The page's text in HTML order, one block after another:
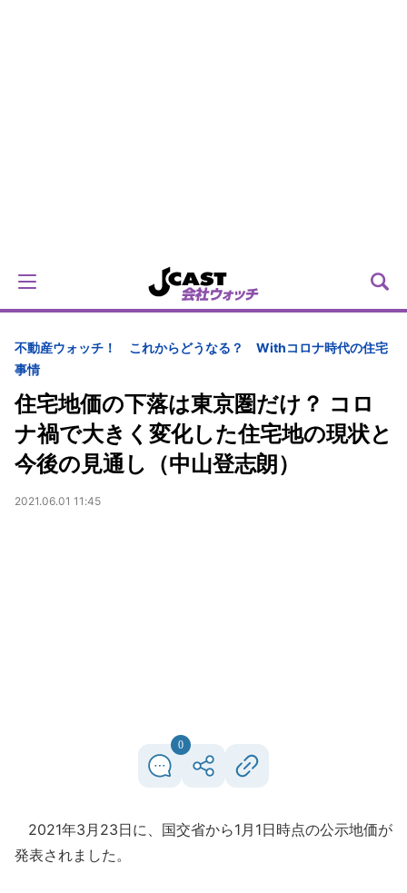
不動産ウォッチ！ これからどうなる？ Withコロナ時代の住宅
事情
住宅地価の下落は東京圏だけ？ コロ
ナ禍で大きく変化した住宅地の現状と
今後の見通し（中山登志朗）
2021.06.01 11:45
0
2021年3月23日に、国交省から1月1日時点の公示地価が
発表されました。